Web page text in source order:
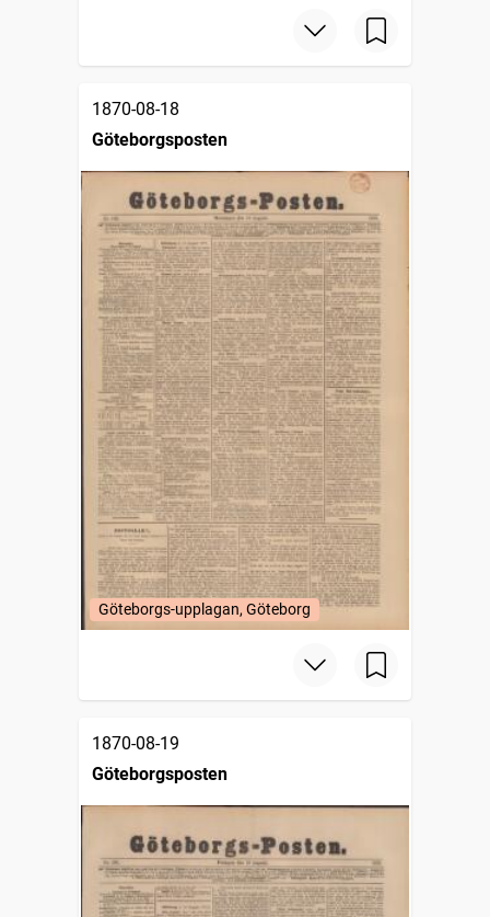
1870-08-18
Göteborgsposten
Göteborgs-upplagan, Göteborg
1870-08-19
Göteborgsposten